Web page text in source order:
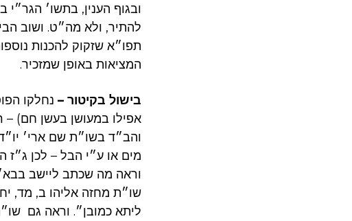
ובגוף הענין, בתשו׳
להתיר, ולא מה״ט. ושוב
תפו״א שזקוק להכנות
המציאות באופן שמזכיר.
בישול בקיטור – נחלקו
אפילו במעושן בעשן חם) –
והב״ד בשו״ת שם ארי׳
מים או ע״י הבל – לכן ג״ז
וראה מה שכתב ליישב
שו״ת מחזה אליהו ב, מד,
ליתא כמובן״. וראה גם